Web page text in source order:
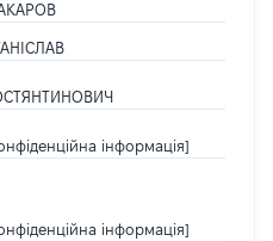
інформація]
інформація]